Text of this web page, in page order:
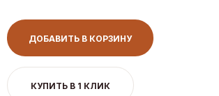
ДОБАВИТЬ В КОРЗИНУ
КУПИТЬ В 1 КЛИК